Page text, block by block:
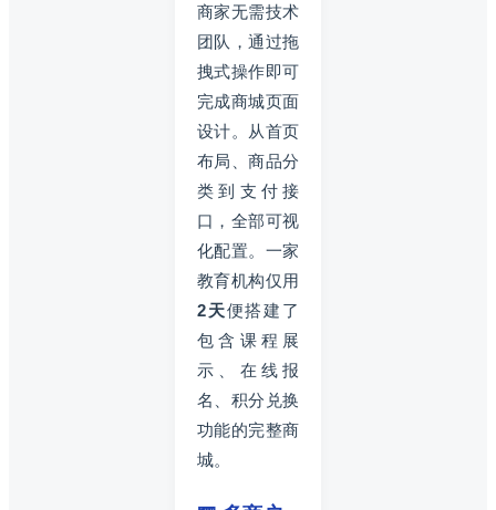
商家无需技术
团队，通过拖
拽式操作即可
完成商城页面
设计。从首页
布局、商品分
类到支付接
口，全部可视
化配置。一家
教育机构仅用
2天便搭建了
包含课程展
示、在线报
名、积分兑换
功能的完整商
城。